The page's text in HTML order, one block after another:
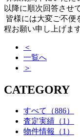
以降に順次回答させ
皆様には大変ご不便
程お願い申し上げます
＜
一覧へ
＞
CATEGORY
すべて
（886）
査定実績 （1）
物件情報
（1）